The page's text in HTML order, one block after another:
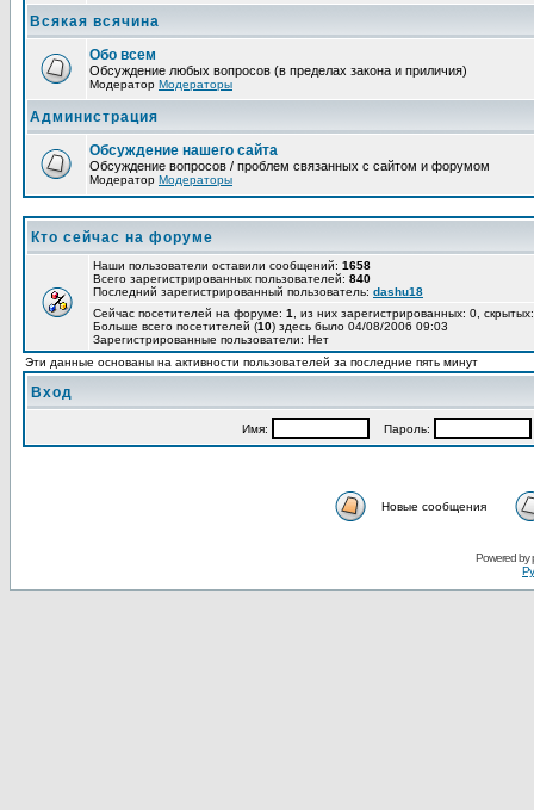
Всякая всячина
Обо всем
Обсуждение любых вопросов (в пределах закона и приличия)
Модератор Модераторы
Администрация
Обсуждение нашего сайта
Обсуждение вопросов / проблем связанных с сайтом и форумом
Модератор Модераторы
Кто сейчас на форуме
Наши пользователи оставили сообщений: 1658
Всего зарегистрированных пользователей: 840
Последний зарегистрированный пользователь: dashu18
Сейчас посетителей на форуме: 1
, из них зарегистрированных: 0,
Больше всего посетителей (10) здесь было 04/08/2006 09:03
Зарегистрированные пользователи: Нет
Эти данные основаны на активности пользователей за последние пять минут
Вход
Имя: Пароль:
Новые сообщения
Powered by